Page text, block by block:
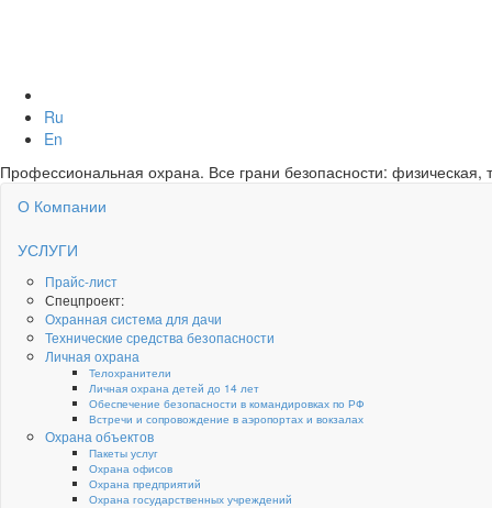
Ru
En
Профессиональная охрана. Все грани безопасности: физическая,
О Компании
УСЛУГИ
Прайс-лист
Спецпроект:
Охранная система для дачи
Технические средства безопасности
Личная охрана
Телохранители
Личная охрана детей до 14 лет
Обеспечение безопасности в командировках по РФ
Встречи и сопровождение в аэропортах и вокзалах
Охрана объектов
Пакеты услуг
Охрана офисов
Охрана предприятий
Охрана государственных учреждений